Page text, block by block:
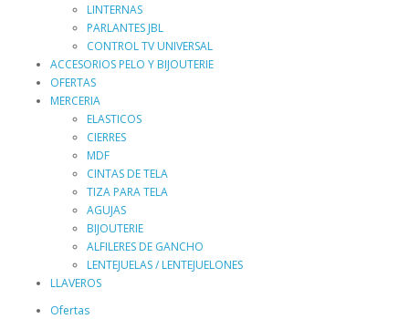
LINTERNAS
PARLANTES JBL
CONTROL TV UNIVERSAL
ACCESORIOS PELO Y BIJOUTERIE
OFERTAS
MERCERIA
ELASTICOS
CIERRES
MDF
CINTAS DE TELA
TIZA PARA TELA
AGUJAS
BIJOUTERIE
ALFILERES DE GANCHO
LENTEJUELAS / LENTEJUELONES
LLAVEROS
Ofertas